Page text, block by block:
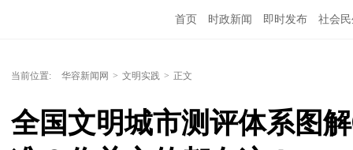
首页 时政新闻 即时发布 社会
当前位置: 华容新闻网 > 文明实践 > 正文
全国文明城市测评体系图